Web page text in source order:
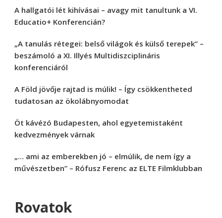
A hallgatói lét kihívásai – avagy mit tanultunk a VI.
Educatio+ Konferencián?
„A tanulás rétegei: belső világok és külső terepek” –
beszámoló a XI. Illyés Multidiszciplináris
konferenciáról
A Föld jövője rajtad is múlik! – Így csökkentheted
tudatosan az ökolábnyomodat
Öt kávézó Budapesten, ahol egyetemistaként
kedvezmények várnak
„… ami az emberekben jó – elmúlik, de nem így a
művészetben” – Rófusz Ferenc az ELTE Filmklubban
Rovatok